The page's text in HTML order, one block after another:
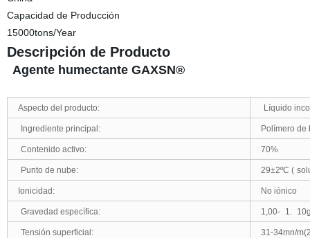
Capacidad de Producción
15000tons/Year
Descripción de Producto
Agente humectante GAXSN®
Aspecto del producto: Líquido
Ingrediente principal : Polímero de
Contenido activo: 70%
Punto de nube: 29±2ºC (
Ionicidad : No iónico
Gravedad específica: 1,00- 1.
Tensión superficial : 31-34mn/